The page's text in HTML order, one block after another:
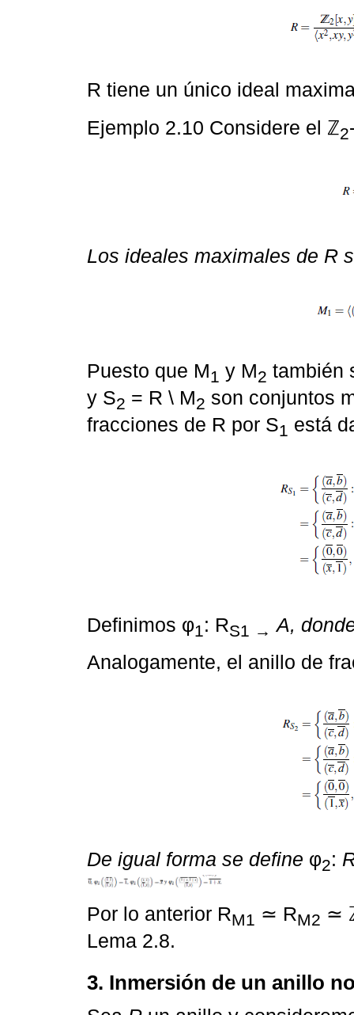
R tiene un único ideal
Ejemplo 2.10 Considere el ℤ2
Los ideales maximales de R
Puesto que M1 y M2 también
y S2 = R \ M2 son conjuntos
fracciones de R por S1 está
Definimos φ1: RS1 → A,
Analogamente, el anillo de
De igual forma se define φ2:
Por lo anterior RM1 ≃ RM2 ≃
Lema 2.8.
3. Inmersión de un anillo